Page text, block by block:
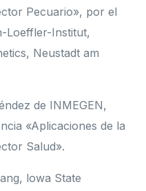
Pecuario», por el
Loeffler-Institut,
Neustadt am
de INMEGEN,
«Aplicaciones de la
Salud».
lowa State